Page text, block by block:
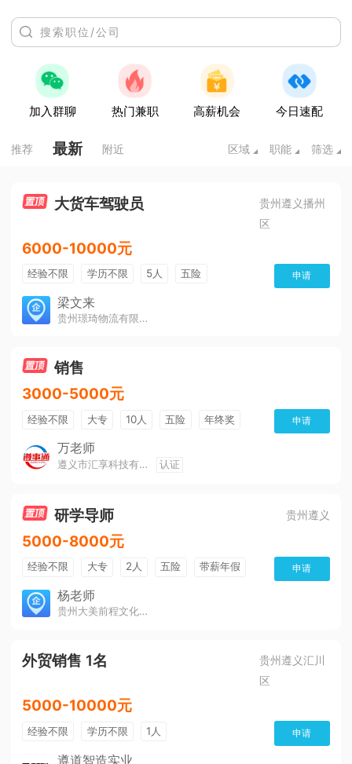
加入群聊 热门兼职 高薪机会 今日速配
推荐 最新 附近 区域 职能 筛选
大货车驾驶员
贵州遵义播州
区
6000-10000元
经验不限 学历不限 5人
五险
免费培训
包住宿
申请
梁文来
贵州璟琦物流有限公司
销售
3000-5000元
经验不限 大专 10人 五险
年终奖
公费旅游
免费培训
美女多
帅哥多 全勤奖 有补助
申请
万老师
遵义市汇享科技有限公司 认证
研学导师 贵州遵义
5000-8000元
经验不限 大专 2人 五险
带薪年假
年终奖
公费旅游
环境好
双休 有提成
申请
杨老师
贵州大美前程文化发展有限公司
外贸销售 1名
贵州遵义汇川
区
5000-10000元
经验不限 学历不限 1人 申请
遵道智造实业